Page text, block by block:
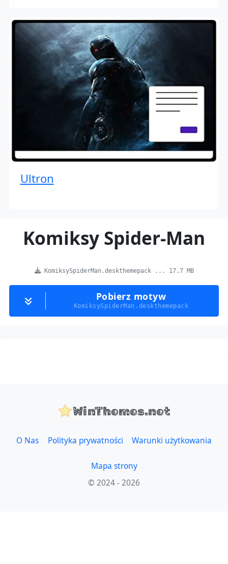
Ultron
Komiksy Spider-Man
KomiksySpiderMan.deskthemepack ... 17.7 MB
Pobierz motyw
KomiksySpiderMan.deskthemepack
WinThemes.net
O Nas Polityka prywatności Warunki użytkowania
Mapa strony
© 2024 - 2026